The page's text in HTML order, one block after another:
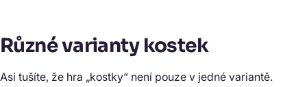
Různé varianty kostek
Asi tušíte, že hra „kostky“ není pouze v jedné variantě.